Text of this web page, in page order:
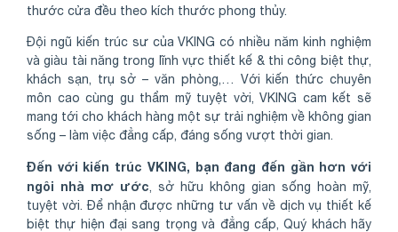
thước cửa đều theo kích thước phong thủy.
Đội ngũ kiến trúc sư của VKING có nhiều năm kinh nghiệm
và giàu tài năng trong lĩnh vực thiết kế & thi công biệt thự,
khách sạn, trụ sở – văn phòng,… Với kiến thức chuyên
môn cao cùng gu thẩm mỹ tuyệt vời, VKING cam kết sẽ
mang tới cho khách hàng một sự trải nghiệm về không gian
sống – làm việc đẳng cấp, đáng sống vượt thời gian.
Đến với kiến trúc VKING, bạn đang đến gần hơn với
ngôi nhà mơ ước, sở hữu không gian sống hoàn mỹ,
tuyệt vời. Để nhận được những tư vấn về dịch vụ thiết kế
biệt thự hiện đại sang trọng và đẳng cấp, Quý khách hãy